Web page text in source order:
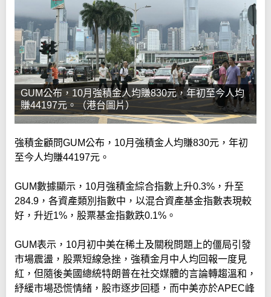
GUM公布，10月強積金人均賺830元，年初至今人均
賺44197元。（港台圖片）
強積金顧問GUM公布，10月強積金人均賺830元，年初
至今人均賺44197元。
GUM數據顯示，10月強積金綜合指數上升0.3%，升至
284.9，各資產類別指數中，以混合資產基金指數表現較
好，升近1%，股票基金指數跌0.1%。
GUM表示，10月初中美在稀土及關稅問題上的僵局引發
市場震盪，股票短線急挫，強積金月中人均回報一度見
紅，但隨後美國總統特朗普在社交媒體的言論轉趨溫和，
紓緩市場恐慌情緒，股市逐步回穩，而中美亦於APEC峰